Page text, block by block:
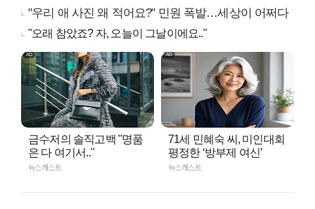
"우리 애 사진 왜 적어요?" 민원 폭발…세상이 어쩌다
"오래 참았죠? 자, 오늘이 그날이에요.."
금수저의 솔직고백 "명품
은 다 여기서.."
뉴스캐스트
71세 민혜숙 씨, 미인대회
평정한 ‘방부제 여신’
뉴스캐스트